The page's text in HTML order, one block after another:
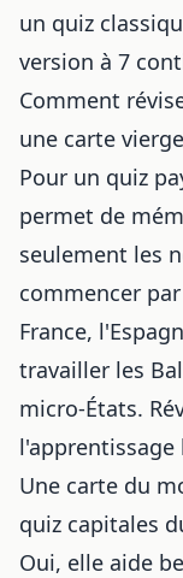
un quiz
version à 7
Comment
une carte
Pour un quiz
permet de
seulement les
commencer
France,
travailler les
micro-États.
Une carte du
quiz capitales
Oui, elle aide